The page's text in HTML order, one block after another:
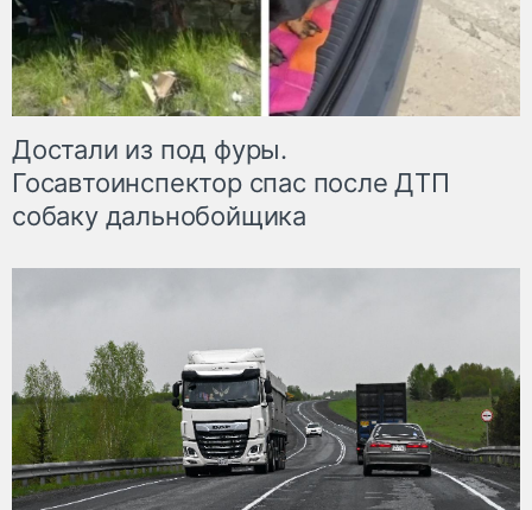
Достали из под фуры.
Госавтоинспектор спас после ДТП
собаку дальнобойщика